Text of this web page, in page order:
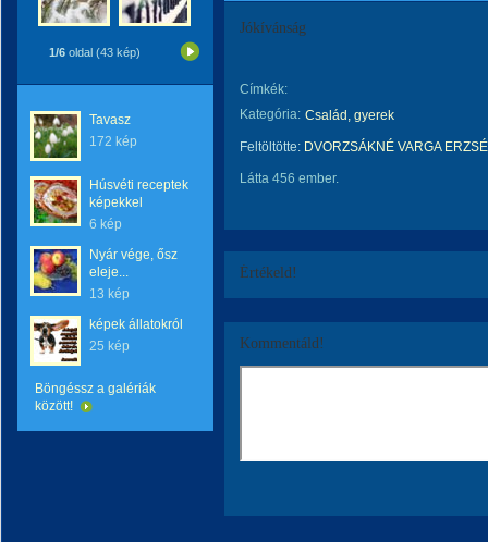
1/6 oldal (43 kép)
Tavasz
172 kép
Húsvéti receptek
képekkel
6 kép
Nyár vége, ősz
eleje...
13 kép
képek állatokról
25 kép
Böngéssz a galériák
között!
Jókívánság
Címkék:
Kategória: Család, gyerek
Feltöltötte: DVORZSÁKNÉ VARGA
Látta 456 ember.
Értékeld!
Kommentáld!